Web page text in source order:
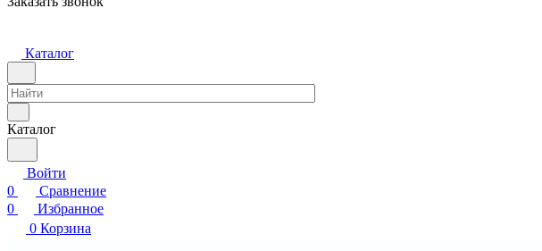
Каталог
Каталог
Войти
0
Сравнение
0
Избранное
0 Корзина